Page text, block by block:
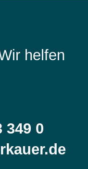
helfen
349 0